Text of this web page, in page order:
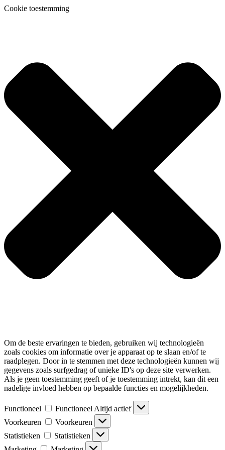
Cookie toestemming
Om de beste ervaringen te bieden, gebruiken wij technologieën
zoals cookies om informatie over je apparaat op te slaan en/of te
raadplegen. Door in te stemmen met deze technologieën kunnen wij
gegevens zoals surfgedrag of unieke ID's op deze site verwerken.
Als je geen toestemming geeft of je toestemming intrekt, kan dit een
nadelige invloed hebben op bepaalde functies en mogelijkheden.
Functioneel Functioneel Altijd actief
Voorkeuren
Voorkeuren
Statistieken
Statistieken